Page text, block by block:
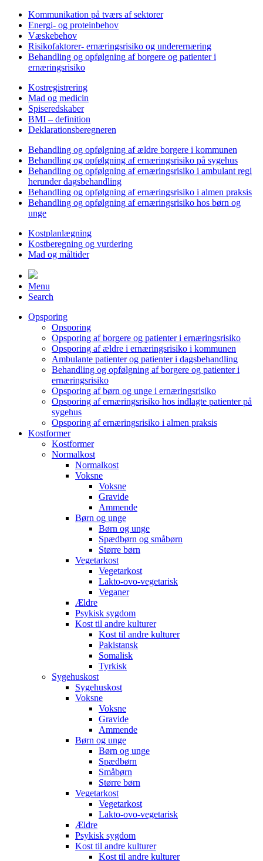
Kommunikation på tværs af sektorer
Energi- og proteinbehov
Væskebehov
Risikofaktorer- ernæringsrisiko og underernæring
Behandling og opfølgning af borgere og patienter i
ernæringsrisiko
Kostregistrering
Mad og medicin
Spiseredskaber
BMI – definition
Deklarationsberegneren
Behandling og opfølgning af ældre borgere i kommunen
Behandling og opfølgning af ernæringsrisiko på sygehus
Behandling og opfølgning af ernæringsrisiko i ambulant regi
herunder dagsbehandling
Behandling og opfølgning af ernæringsrisiko i almen praksis
Behandling og opfølgning af ernæringsrisiko hos børn og
unge
Kostplanlægning
Kostberegning og vurdering
Mad og måltider
Menu
Search
Opsporing
Opsporing
Opsporing af borgere og patienter i ernæringsrisiko
Opsporing af ældre i ernæringsrisiko i kommunen
Ambulante patienter og patienter i dagsbehandling
Behandling og opfølgning af borgere og patienter i
ernæringsrisiko
Opsporing af børn og unge i ernæringsrisiko
Opsporing af ernæringsrisiko hos indlagte patienter på
sygehus
Opsporing af ernæringsrisiko i almen praksis
Kostformer
Kostformer
Normalkost
Normalkost
Voksne
Voksne
Gravide
Ammende
Børn og unge
Børn og unge
Spædbørn og småbørn
Større børn
Vegetarkost
Vegetarkost
Lakto-ovo-vegetarisk
Veganer
Ældre
Psykisk sygdom
Kost til andre kulturer
Kost til andre kulturer
Pakistansk
Somalisk
Tyrkisk
Sygehuskost
Sygehuskost
Voksne
Voksne
Gravide
Ammende
Børn og unge
Børn og unge
Spædbørn
Småbørn
Større børn
Vegetarkost
Vegetarkost
Lakto-ovo-vegetarisk
Ældre
Psykisk sygdom
Kost til andre kulturer
Kost til andre kulturer